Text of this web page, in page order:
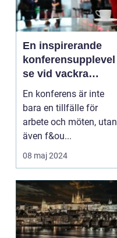
En inspirerande
konferensupplevel
se vid vackra
Tylösand
En konferens är inte
bara en tillfälle för
arbete och möten, utan
även f&ou...
08 maj 2024